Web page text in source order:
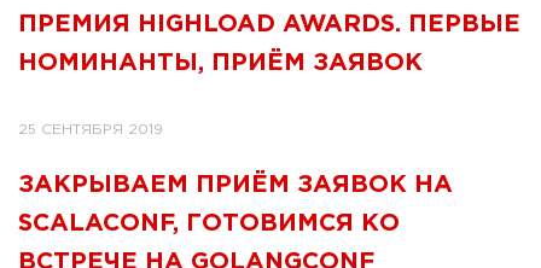
ПРЕМИЯ HIGHLOAD AWARDS. ПЕРВЫЕ
НОМИНАНТЫ, ПРИЁМ ЗАЯВОК
25 СЕНТЯБРЯ 2019
ЗАКРЫВАЕМ ПРИЁМ ЗАЯВОК НА
SCALACONF, ГОТОВИМСЯ КО
ВСТРЕЧЕ НА GOLANGCONF